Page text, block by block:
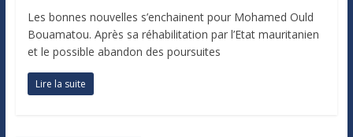
Les bonnes nouvelles s’enchainent pour Mohamed Ould
Bouamatou. Après sa réhabilitation par l’Etat mauritanien
et le possible abandon des poursuites
Lire la suite